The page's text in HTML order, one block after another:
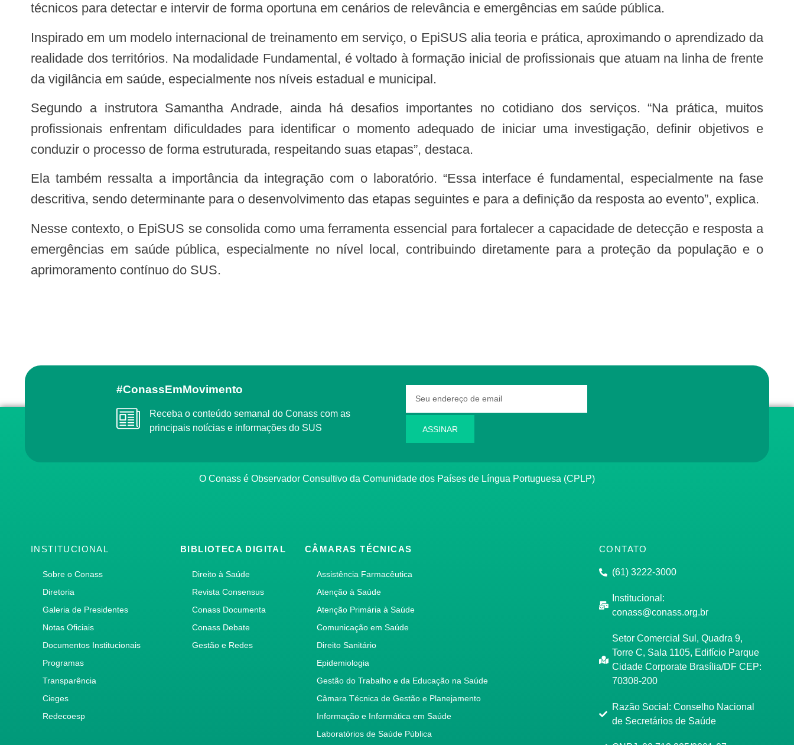
técnicos para detectar e intervir de forma oportuna em cenários de relevância e emergências em saúde pública.
Inspirado em um modelo internacional de treinamento em serviço, o EpiSUS alia teoria e prática, aproximando o aprendizado da
realidade dos territórios. Na modalidade Fundamental, é voltado à formação inicial de profissionais que atuam na linha de frente
da vigilância em saúde, especialmente nos níveis estadual e municipal.
Segundo a instrutora Samantha Andrade, ainda há desafios importantes no cotidiano dos serviços. “Na prática, muitos
profissionais enfrentam dificuldades para identificar o momento adequado de iniciar uma investigação, definir objetivos e
conduzir o processo de forma estruturada, respeitando suas etapas”, destaca.
Ela também ressalta a importância da integração com o laboratório. “Essa interface é fundamental, especialmente na fase
descritiva, sendo determinante para o desenvolvimento das etapas seguintes e para a definição da resposta ao evento”, explica.
Nesse contexto, o EpiSUS se consolida como uma ferramenta essencial para fortalecer a capacidade de detecção e resposta a
emergências em saúde pública, especialmente no nível local, contribuindo diretamente para a proteção da população e o
aprimoramento contínuo do SUS.
#ConassEmMovimento
Receba o conteúdo semanal do Conass com as
principais notícias e informações do SUS
ASSINAR
O Conass é Observador Consultivo da Comunidade dos Países de Língua Portuguesa (CPLP)
INSTITUCIONAL
Sobre o Conass
Diretoria
Galeria de Presidentes
Notas Oficiais
Documentos Institucionais
Programas
Transparência
Cieges
Redecoesp
BIBLIOTECA DIGITAL
Direito à Saúde
Revista Consensus
Conass Documenta
Conass Debate
Gestão e Redes
CÂMARAS TÉCNICAS
Assistência Farmacêutica
Atenção à Saúde
Atenção Primária à Saúde
Comunicação em Saúde
Direito Sanitário
Epidemiologia
Gestão do Trabalho e da Educação na Saúde
Câmara Técnica de Gestão e Planejamento
Informação e Informática em Saúde
Laboratórios de Saúde Pública
CONTATO
(61) 3222-3000
Institucional:
conass@conass.org.br
Setor Comercial Sul, Quadra 9,
Torre C, Sala 1105, Edifício Parque
Cidade Corporate Brasília/DF CEP:
70308-200
Razão Social: Conselho Nacional
de Secretários de Saúde